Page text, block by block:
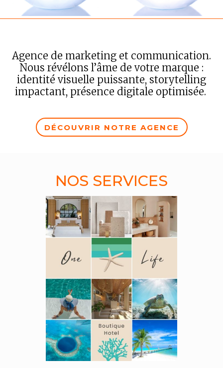
Agence de marketing et communication.
Nous révélons l’âme de votre marque :
identité visuelle puissante, storytelling
impactant, présence digitale optimisée.
DÉCOUVRIR NOTRE AGENCE
NOS SERVICES